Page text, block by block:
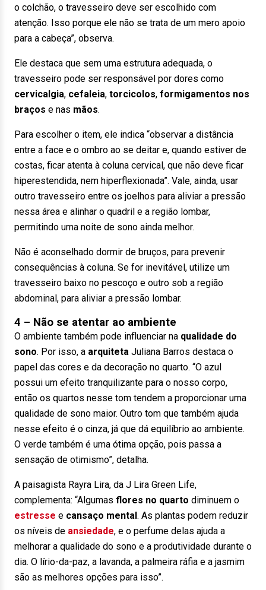
o colchão, o travesseiro deve ser escolhido com
atenção. Isso porque ele não se trata de um mero apoio
para a cabeça”, observa.
Ele destaca que sem uma estrutura adequada, o
travesseiro pode ser responsável por dores como
cervicalgia, cefaleia, torcicolos, formigamentos nos
braços e nas mãos.
Para escolher o item, ele indica “observar a distância
entre a face e o ombro ao se deitar e, quando estiver de
costas, ficar atenta à coluna cervical, que não deve ficar
hiperestendida, nem hiperflexionada”. Vale, ainda, usar
outro travesseiro entre os joelhos para aliviar a pressão
nessa área e alinhar o quadril e a região lombar,
permitindo uma noite de sono ainda melhor.
Não é aconselhado dormir de bruços, para prevenir
consequências à coluna. Se for inevitável, utilize um
travesseiro baixo no pescoço e outro sob a região
abdominal, para aliviar a pressão lombar.
4 – Não se atentar ao ambiente
O ambiente também pode influenciar na qualidade do
sono. Por isso, a arquiteta Juliana Barros destaca o
papel das cores e da decoração no quarto. “O azul
possui um efeito tranquilizante para o nosso corpo,
então os quartos nesse tom tendem a proporcionar uma
qualidade de sono maior. Outro tom que também ajuda
nesse efeito é o cinza, já que dá equilíbrio ao ambiente.
O verde também é uma ótima opção, pois passa a
sensação de otimismo”, detalha.
A paisagista Rayra Lira, da J Lira Green Life,
complementa: “Algumas flores no quarto diminuem o
estresse e cansaço mental. As plantas podem reduzir
os níveis de ansiedade, e o perfume delas ajuda a
melhorar a qualidade do sono e a produtividade durante o
dia. O lírio-da-paz, a lavanda, a palmeira ráfia e a jasmim
são as melhores opções para isso”.